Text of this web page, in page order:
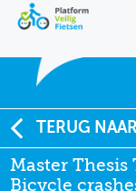
ACTUEEL
DOSSIERS
TERUG
Master
Bicycle
Master Thesis
and